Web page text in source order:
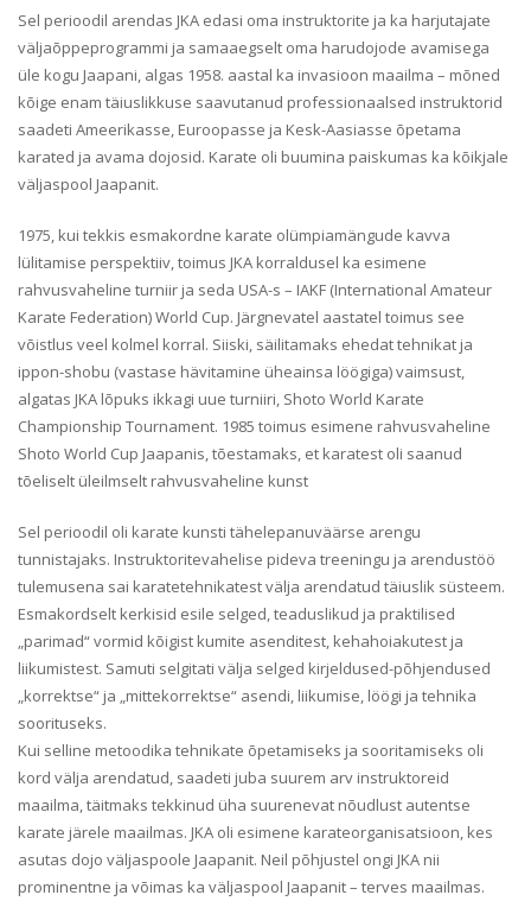
Sel perioodil arendas JKA edasi oma instruktorite ja ka harjutajate
väljaõppeprogrammi ja samaaegselt oma harudojode avamisega
üle kogu Jaapani, algas 1958. aastal ka invasioon maailma – mõned
kõige enam täiuslikkuse saavutanud professionaalsed instruktorid
saadeti Ameerikasse, Euroopasse ja Kesk-Aasiasse õpetama
karated ja avama dojosid. Karate oli buumina paiskumas ka kõikjale
väljaspool Jaapanit.
1975, kui tekkis esmakordne karate olümpiamängude kavva
lülitamise perspektiiv, toimus JKA korraldusel ka esimene
rahvusvaheline turniir ja seda USA-s – IAKF (International Amateur
Karate Federation) World Cup. Järgnevatel aastatel toimus see
võistlus veel kolmel korral. Siiski, säilitamaks ehedat tehnikat ja
ippon-shobu (vastase hävitamine üheainsa löögiga) vaimsust,
algatas JKA lõpuks ikkagi uue turniiri, Shoto World Karate
Championship Tournament. 1985 toimus esimene rahvusvaheline
Shoto World Cup Jaapanis, tõestamaks, et karatest oli saanud
tõeliselt üleilmselt rahvusvaheline kunst
Sel perioodil oli karate kunsti tähelepanuväärse arengu
tunnistajaks. Instruktoritevahelise pideva treeningu ja arendustöö
tulemusena sai karatetehnikatest välja arendatud täiuslik süsteem.
Esmakordselt kerkisid esile selged, teaduslikud ja praktilised
„parimad“ vormid kõigist kumite asenditest, kehahoiakutest ja
liikumistest. Samuti selgitati välja selged kirjeldused-põhjendused
„korrektse“ ja „mittekorrektse“ asendi, liikumise, löögi ja tehnika
soorituseks.
Kui selline metoodika tehnikate õpetamiseks ja sooritamiseks oli
kord välja arendatud, saadeti juba suurem arv instruktoreid
maailma, täitmaks tekkinud üha suurenevat nõudlust autentse
karate järele maailmas. JKA oli esimene karateorganisatsioon, kes
asutas dojo väljaspoole Jaapanit. Neil põhjustel ongi JKA nii
prominentne ja võimas ka väljaspool Jaapanit – terves maailmas.